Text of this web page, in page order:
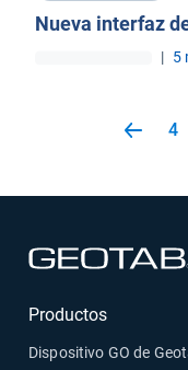
Nueva interfaz
| 5
4
Productos
Dispositivo GO de